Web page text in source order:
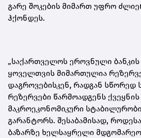
გარე შოკების მიმართ უფრო
ჰქონდეს.
„საქართველოს ეროვნული
ყოველთვის მიმართულია
დაგროვებისკენ, რადგან სწორედ
რეზერვები წარმოადგენს ქვეყნის
მაკროეკონომიკური
გარანტორს. შესაბამისად,
ბაზარზე ხელსაყრელი